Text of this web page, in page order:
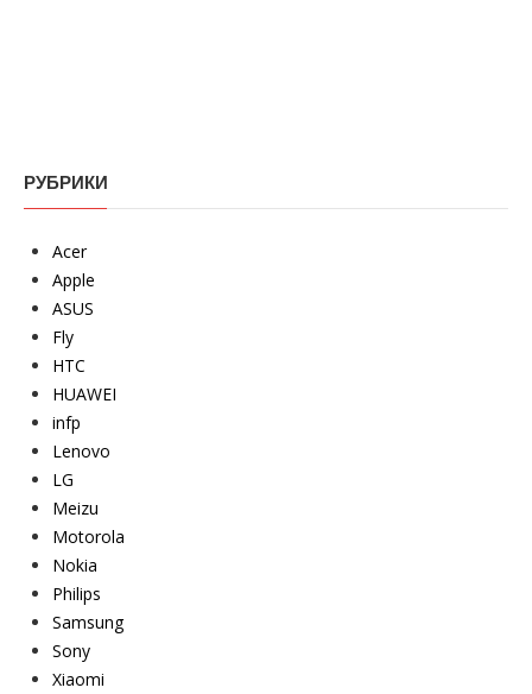
РУБРИКИ
Acer
Apple
ASUS
Fly
HTC
HUAWEI
infp
Lenovo
LG
Meizu
Motorola
Nokia
Philips
Samsung
Sony
Xiaomi